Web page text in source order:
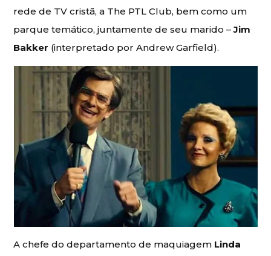
rede de TV cristã, a The PTL Club, bem como um
parque temático, juntamente de seu marido –Jim
Bakker (interpretado por Andrew Garfield).
A chefe do departamento de maquiagem Linda